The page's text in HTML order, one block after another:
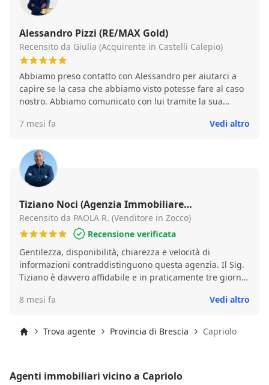
Alessandro Pizzi (RE/MAX Gold)
Recensito da Giulia (Acquirente in Castelli Calepio)
Abbiamo preso contatto con Alessandro per aiutarci a
capire se la casa che abbiamo visto potesse fare al caso
nostro. Abbiamo comunicato con lui tramite la sua
e professionale, a cui abbiamo mandato tutte le schede
è stato pronto a mostrarci il risultato della valutazione
dell'immobile, facendoci avere un documento ufficiale e
molto dettagliato, utile per avere in mente tutti i
particolari da considerare. Sono stati molto disponibili
anche per la richiesta di effettuare un sopralluogo,
anche questo svolto in breve tempo, e in cui la
professionalità dell'agente si è solo andata a
confermare. La comunicazione è stata ottima, chiara e
semplice da capire anche per chi non ha dimestichezza
con queste cose, senza tralasciare alcun dettaglio
significativo. Ci hanno seguiti passo passo dal primo
dopo aver concluso tutte le procedure utili ad avere
consigliare Alessandro a coloro i quali cercano un
agente che non faccia solo un mero lavoro di incrocio
richieste, domande e chiarimenti del caso. Acquistare
7 mesi fa Vedi altro
Tiziano Noci (Agenzia Immobiliare
Casarovato.it)
Recensito da PAOLA R. (Venditore in Zocco)
Recensione verificata
Gentilezza, disponibilità, chiarezza e velocità di
informazioni contraddistinguono questa agenzia. Il Sig.
Tiziano è davvero affidabile e in praticamente tre giorni
8 mesi fa
Vedi altro
Trova agente Provincia di Brescia Capriolo
Agenti immobiliari vicino a Capriolo